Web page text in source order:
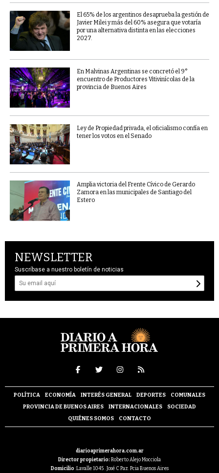
El 65% de los argentinos desaprueba la gestión de
Javier Milei y más del 60% asegura que votaría
por una alternativa distinta en las elecciones
2027.
En Malvinas Argentinas se concretó el 9°
encuentro de Productores Vitivinícolas de la
provincia de Buenos Aires
Ley de Propiedad privada, el oficialismo confía en
tener los votos en el Senado
Amplia victoria del Frente Cívico de Gerardo
Zamora en las municipales de Santiago del
Estero
NEWSLETTER
Suscríbase a nuestro boletín de noticias
POLÍTICA ECONOMÍA INTERÉS GENERAL DEPORTES
COMUNALES
PROVINCIA DE BUENOS AIRES
INTERNACIONALES
SOCIEDAD
QUIÉNES SOMOS
CONTACTO
diarioaprimerahora.com.ar
Director propietario: Roberto Alejo Mocciola
Domicilio :Lavalle 1045 . José C Paz. Pcia Buenos Aires